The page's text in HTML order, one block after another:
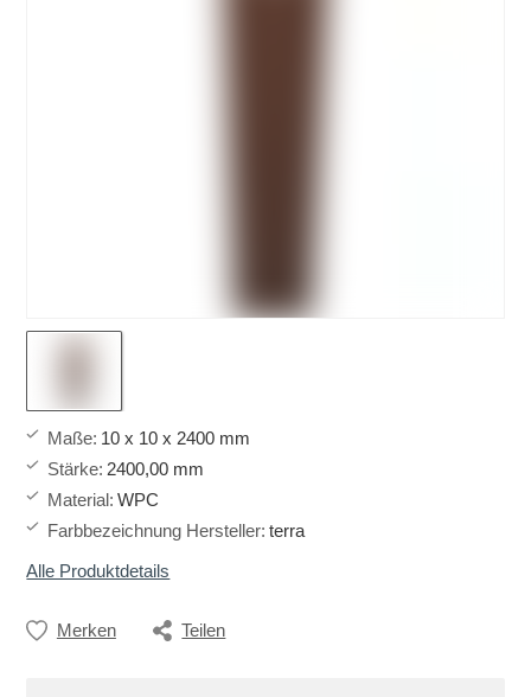
Maße: 10 x 10 x 2400 mm
Stärke: 2400,00 mm
Material: WPC
Farbbezeichnung Hersteller: terra
Alle Produktdetails
Merken Teilen